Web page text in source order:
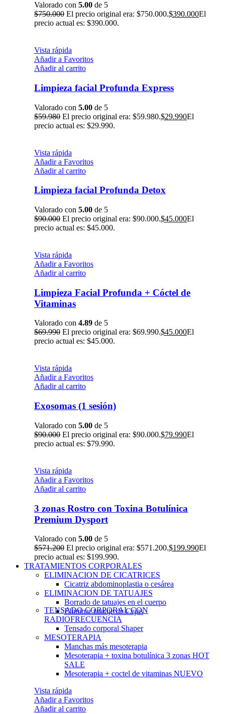
Valorado con 5.00 de 5
$750.000 El precio original era: $750.000.$390.000El
precio actual es: $390.000.
Vista rápida
Añadir a Favoritos
Añadir al carrito
Limpieza facial Profunda Express
Valorado con 5.00 de 5
$59.980 El precio original era: $59.980.$29.990El
precio actual es: $29.990.
Vista rápida
Añadir a Favoritos
Añadir al carrito
Limpieza facial Profunda Detox
Valorado con 5.00 de 5
$90.000 El precio original era: $90.000.$45.000El
precio actual es: $45.000.
Vista rápida
Añadir a Favoritos
Añadir al carrito
Limpieza Facial Profunda + Cóctel de
Vitaminas
Valorado con 4.89 de 5
$69.990 El precio original era: $69.990.$45.000El
precio actual es: $45.000.
Vista rápida
Añadir a Favoritos
Añadir al carrito
Exosomas (1 sesión)
Valorado con 5.00 de 5
$90.000 El precio original era: $90.000.$79.990El
precio actual es: $79.990.
Vista rápida
Añadir a Favoritos
Añadir al carrito
3 zonas Rostro con Toxina Botulínica
Premium Dysport
Valorado con 5.00 de 5
$571.200 El precio original era: $571.200.$199.990El
precio actual es: $199.990.
TRATAMIENTOS CORPORALES
ELIMINACION DE CICATRICES
Cicatriz abdominoplastia o cesárea
ELIMINACION DE TATUAJES
Borrado de tatuajes en el cuerpo
Eliminar tatuaje de Cejas
TENSADO CORPORAL CON
RADIOFRECUENCIA
Tensado corporal Shaper
MESOTERAPIA
Manchas más mesoterapia
Mesoterapia + toxina botulínica 3 zonas HOT
SALE
Mesoterapia + coctel de vitaminas NUEVO
Vista rápida
Añadir a Favoritos
Añadir al carrito